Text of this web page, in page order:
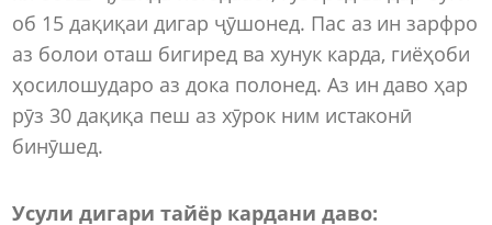
об 15 дақиқаи дигар ҷӯшонед. Пас аз ин зарфро
аз болои оташ бигиред ва хунук карда, гиёҳоби
ҳосилошударо аз дока полонед. Аз ин даво ҳар
рӯз 30 дақиқа пеш аз хӯрок ним истаконӣ
бинӯшед.
Усули дигари тайёр кардани даво: